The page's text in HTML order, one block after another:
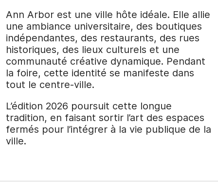
Ann Arbor est une ville hôte idéale. Elle allie
une ambiance universitaire, des boutiques
indépendantes, des restaurants, des rues
historiques, des lieux culturels et une
communauté créative dynamique. Pendant
la foire, cette identité se manifeste dans
tout le centre-ville.
L’édition 2026 poursuit cette longue
tradition, en faisant sortir l’art des espaces
fermés pour l’intégrer à la vie publique de la
ville.